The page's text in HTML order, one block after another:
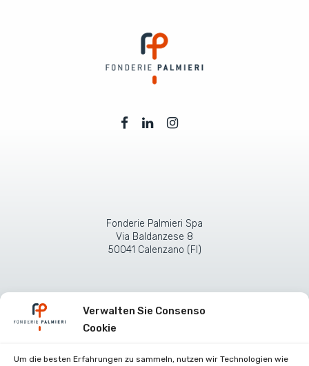
Verwalten Sie Consenso
Cookie
Um die besten Erfahrungen zu sammeln, nutzen wir Technologien wie
Fonderie Palmieri Spa
Via Baldanzese 8
50041 Calenzano (FI)